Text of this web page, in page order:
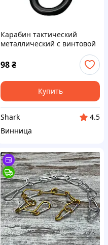
Карабин тактический
металлический с винтовой
98₴
Купить
Shark
4.5
Винница